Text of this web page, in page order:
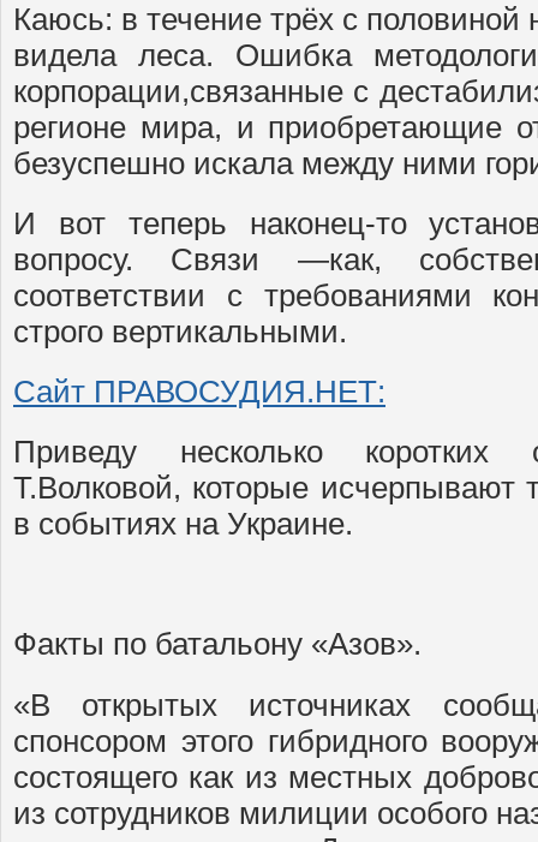
Каюсь: в течение трёх с половиной
видела леса. Ошибка
корпорации,связанные с
регионе мира, и приобретающие
безуспешно искала между ними
И вот теперь наконец-то
вопросу. Связи —как,
соответствии с требованиями
строго вертикальными.
Сайт ПРАВОСУДИЯ.НЕТ:
Приведу несколько коротких
Т.Волковой, которые исчерпывают
в событиях на Украине.
Факты по батальону «Азов».
«В открытых источниках
спонсором этого гибридного
состоящего как из местных
из сотрудников милиции особого